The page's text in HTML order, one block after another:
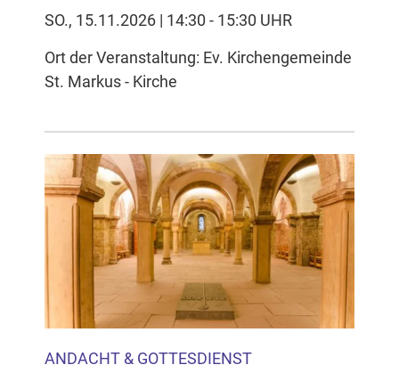
SO., 15.11.2026 | 14:30 - 15:30 UHR
Ort der Veranstaltung: Ev. Kirchengemeinde
St. Markus - Kirche
ANDACHT & GOTTESDIENST